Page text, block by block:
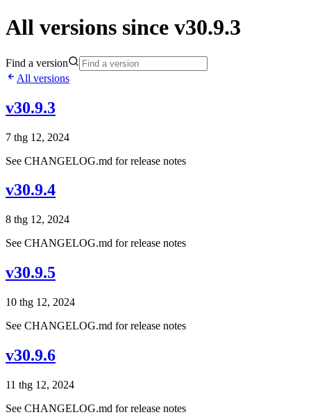
All versions since v30.9.3
Find a version
All versions
v30.9.3
7 thg 12, 2024
See CHANGELOG.md for release notes
v30.9.4
8 thg 12, 2024
See CHANGELOG.md for release notes
v30.9.5
10 thg 12, 2024
See CHANGELOG.md for release notes
v30.9.6
11 thg 12, 2024
See CHANGELOG.md for release notes